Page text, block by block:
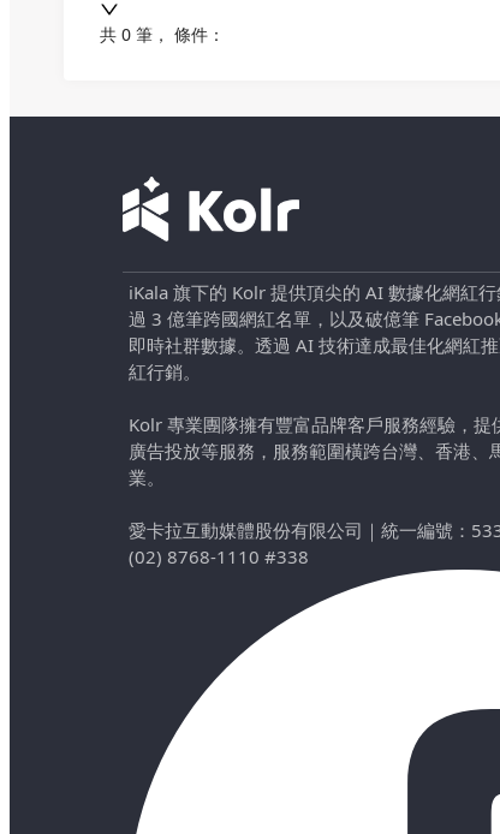
共 0 筆 ， 條件：
iKala 旗下的 Kolr 提供頂尖的 AI 數據化網紅
過 3 億筆跨國網紅名單，以及破億筆
即時社群數據。透過 AI 技術達成最佳化網紅
紅行銷。
Kolr 專業團隊擁有豐富品牌客戶服務經驗，
廣告投放等服務，服務範圍橫跨台灣、香港
業。
愛卡拉互動媒體股份有限公司 ｜ 統一編號：
(02) 8768-1110 #338